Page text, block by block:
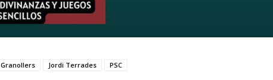
Granollers Jordi Terrades PSC